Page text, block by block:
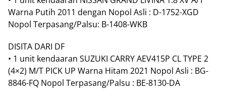
Warna Putih 2011 dengan Nopol Asli : D-1752-XGD
Nopol Terpasang/Palsu: B-1408-WKB
DISITA DARI DF
• 1 unit kendaaran SUZUKI CARRY AEV415P CL TYPE 2
(4×2) M/T PICK UP Warna Hitam 2021 Nopol Asli : BG-
8846-FQ Nopol Terpasang/Palsu : BE-8130-DA